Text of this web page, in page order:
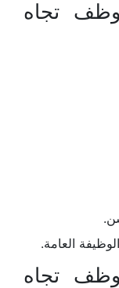
الموظف تجاه
العامة.
الموظف تجاه